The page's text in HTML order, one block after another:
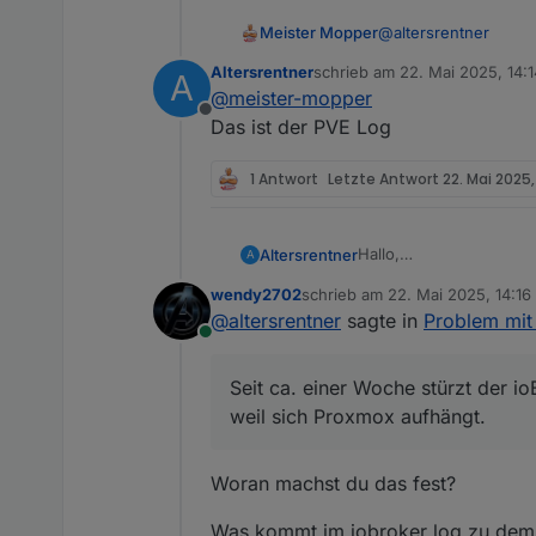
Meister Mopper@altersrentner
Welches log ist das,
A
Offline
Altersrentnerschrieb am 22. Mai 2025,
zuletzt editiert von
@meister-mopper
Das ist der PVE Log
1 Antwort Letzte Antwort 22. Mai 2025,
A AltersrentnerHallo,
in CTs unter Proxmox
Seit ca. einer Woche
Kennt jemand diese
Mit freundlichen Grüßen
Online
wendy2702schrieb am 22. Mai 2025, 14:16
zuletzt editiert von
@altersrentner sagte in Problem
Seit ca. einer Woche stürzt der
weil sich Proxmox aufhängt.
Woran machst du das fest?
Was kommt im iobroker log zu